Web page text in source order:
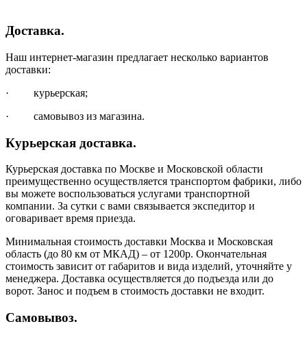
Доставка.
Наш интернет-магазин предлагает несколько вариантов
доставки:
· курьерская;
· самовывоз из магазина.
Курьерская доставка.
Курьерская доставка по Москве и Московской области
преимущественно осуществляется транспортом фабрики, либо
вы можете воспользоваться услугами транспортной
компании. За сутки с вами связывается экспедитор и
оговаривает время приезда.
Минимальная стоимость доставки Москва и Московская
область (до 80 км от МКАД) – от 1200р. Окончательная
стоимость зависит от габаритов и вида изделий, уточняйте у
менеджера. Доставка осуществляется до подъезда или до
ворот. Занос и подъем в стоимость доставки не входит.
Самовывоз.